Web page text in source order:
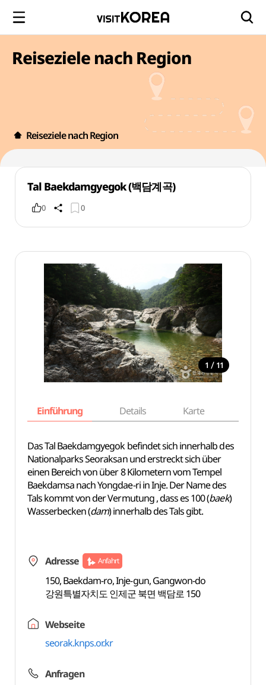
Reiseziele nach Region
Reiseziele nach Region
Tal Baekdamgyegok (백담계곡)
0 0
1 / 11
Einführung Details Karte
Das Tal Baekdamgyegok befindet sich innerhalb des
Nationalparks Seoraksan und erstreckt sich über
einen Bereich von über 8 Kilometern vom Tempel
Baekdamsa nach Yongdae-ri in Inje. Der Name des
Tals kommt von der Vermutung , dass es 100 (baek)
Wasserbecken (dam) innerhalb des Tals gibt.
Adresse Anfahrt
150, Baekdam-ro, Inje-gun, Gangwon-do
강원특별자치도 인제군 북면 백담로 150
Webseite
seorak.knps.or.kr
Anfragen